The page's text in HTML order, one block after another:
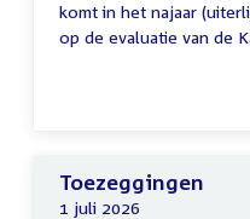
komt in het najaar
op de evaluatie van de
Toezeggingen
1 juli 2026